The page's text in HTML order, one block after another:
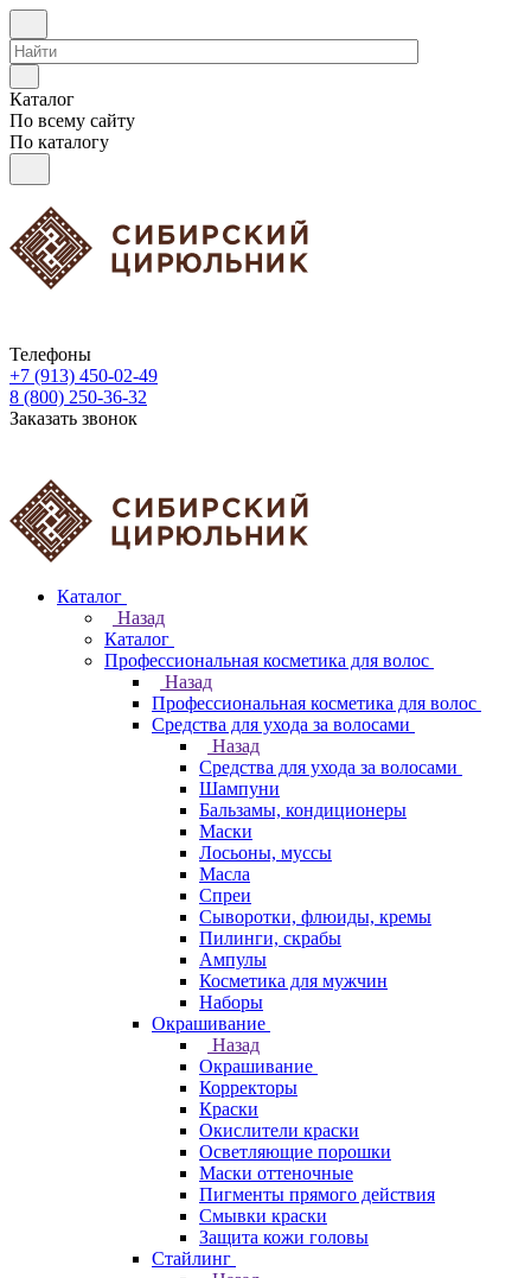
Каталог
По всему сайту
По каталогу
Телефоны
+7 (913) 450-02-49
8 (800) 250-36-32
Заказать звонок
Каталог
Назад
Каталог
Профессиональная косметика для волос
Назад
Профессиональная косметика для волос
Средства для ухода за волосами
Назад
Средства для ухода за волосами
Шампуни
Бальзамы, кондиционеры
Маски
Лосьоны, муссы
Масла
Спреи
Сыворотки, флюиды, кремы
Пилинги, скрабы
Ампулы
Косметика для мужчин
Наборы
Окрашивание
Назад
Окрашивание
Корректоры
Краски
Окислители краски
Осветляющие порошки
Маски оттеночные
Пигменты прямого действия
Смывки краски
Защита кожи головы
Стайлинг